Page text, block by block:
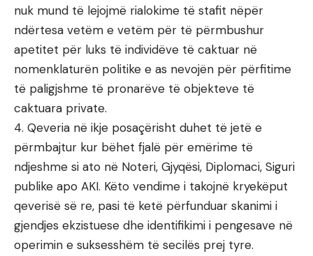
nuk mund të lejojmë rialokime të stafit nëpër
ndërtesa vetëm e vetëm për të përmbushur
apetitet për luks të individëve të caktuar në
nomenklaturën politike e as nevojën për përfitime
të paligjshme të pronarëve të objekteve të
caktuara private.
4. Qeveria në ikje posaçërisht duhet të jetë e
përmbajtur kur bëhet fjalë për emërime të
ndjeshme si ato në Noteri, Gjyqësi, Diplomaci, Siguri
publike apo AKI. Këto vendime i takojnë kryekëput
qeverisë së re, pasi të ketë përfunduar skanimi i
gjendjes ekzistuese dhe identifikimi i pengesave në
operimin e suksesshëm të secilës prej tyre.